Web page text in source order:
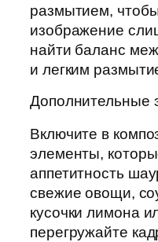
размытием,
изображение
найти баланс
и легким
Дополнительные
Включите в
элементы,
аппетитность
свежие овощи,
кусочки лимона
перегружайте